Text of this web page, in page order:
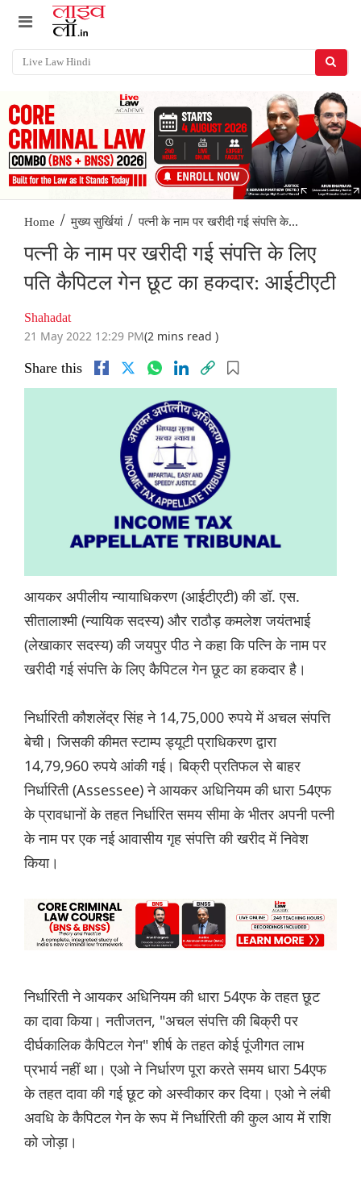
Home / मुख्य सुर्खियां / पत्नी के नाम पर खरीदी गई संपत्ति के...
पत्नी के नाम पर खरीदी गई संपत्ति के लिए
पति कैपिटल गेन छूट का हकदार: आईटीएटी
Shahadat
21 May 2022 12:29 PM(2 mins read )
Share this
आयकर अपीलीय न्यायाधिकरण (आईटीएटी) की डॉ. एस.
सीतालाश्मी (न्यायिक सदस्य) और राठौड़ कमलेश जयंतभाई
(लेखाकार सदस्य) की जयपुर पीठ ने कहा कि पत्नि के नाम पर
खरीदी गई संपत्ति के लिए कैपिटल गेन छूट का हकदार है।
निर्धारिती कौशलेंद्र सिंह ने 14,75,000 रुपये में अचल संपत्ति
बेची। जिसकी कीमत स्टाम्प ड्यूटी प्राधिकरण द्वारा
14,79,960 रुपये आंकी गई। बिक्री प्रतिफल से बाहर
निर्धारिती (Assessee) ने आयकर अधिनियम की धारा 54एफ
के प्रावधानों के तहत निर्धारित समय सीमा के भीतर अपनी पत्नी
के नाम पर एक नई आवासीय गृह संपत्ति की खरीद में निवेश
किया।
निर्धारिती ने आयकर अधिनियम की धारा 54एफ के तहत छूट
का दावा किया। नतीजतन, "अचल संपत्ति की बिक्री पर
दीर्घकालिक कैपिटल गेन" शीर्ष के तहत कोई पूंजीगत लाभ
प्रभार्य नहीं था। एओ ने निर्धारण पूरा करते समय धारा 54एफ
के तहत दावा की गई छूट को अस्वीकार कर दिया। एओ ने लंबी
अवधि के कैपिटल गेन के रूप में निर्धारिती की कुल आय में राशि
को जोड़ा।